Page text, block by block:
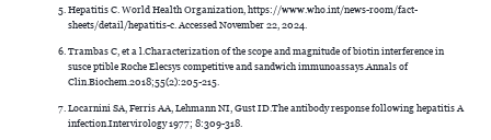
Hepatitis C. World Health Organization, https://www.who.int/news-room/fact-
sheets/detail/hepatitis-c. Accessed November 22, 2024.
Trambas C, et a l.Characterization of the scope and magnitude of biotin interference in
susce ptible Roche Elecsys competitive and sandwich immunoassays.Annals of
Clin.Biochem.2018;55(2):205-215.
Locarnini SA, Ferris AA, Lehmann NI, Gust ID.The antibody response following hepatitis A
infection.Intervirology 1977; 8:309-318.